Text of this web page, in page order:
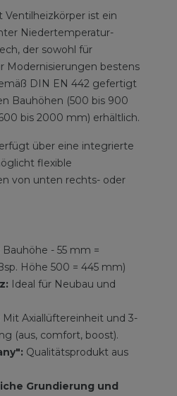
Ventilheizkörper ist ein
Niedertemperatur-
der sowohl für
Modernisierungen bestens
DIN EN 442 gefertigt
Bauhöhen (500 bis 900
bis 2000 mm) erhältlich.
über eine integrierte
flexible
von unten rechts- oder
Bauhöhe - 55 mm =
Höhe 500 = 445 mm)
Ideal für Neubau und
Mit Axiallüftereinheit und 3-
(aus, comfort, boost).
Qualitätsprodukt aus
Grundierung und